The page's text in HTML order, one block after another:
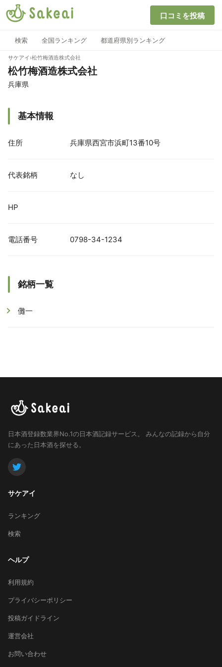
口コミを投稿
検索 全国ランキング 都道府県別ランキング
サケアイ ›松竹梅酒造株式会社
松竹梅酒造株式会社
兵庫県
基本情報
住所 兵庫県西宮市浜町13番10号
代表銘柄 なし
HP
電話番号 0798-34-1234
銘柄一覧
儺一
日本酒登録数業界No.1の日本酒記録サービス。
みんなの記録から自分
にあった日本酒を探せる。
サケアイ
ランキング
検索
ヘルプ
利用規約
プライバシーポリシー
投稿ガイドライン
運営会社
お問い合わせ